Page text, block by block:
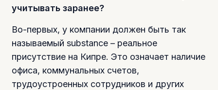
учитывать заранее?
Во-первых, у компании должен быть так
называемый substance – реальное
присутствие на Кипре. Это означает наличие
офиса, коммунальных счетов,
трудоустроенных сотрудников и других